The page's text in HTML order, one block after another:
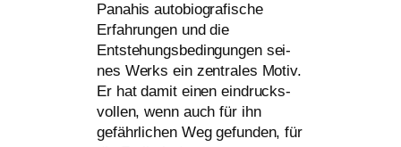
Panahis auto­bio­gra­fi­sche
Erfahrungen und die
Entstehungsbedingungen sei­
nes Werks ein zen­tra­les Motiv.
Er hat damit einen ein­drucks­
vol­len, wenn auch für ihn
gefähr­li­chen Weg gefun­den, für